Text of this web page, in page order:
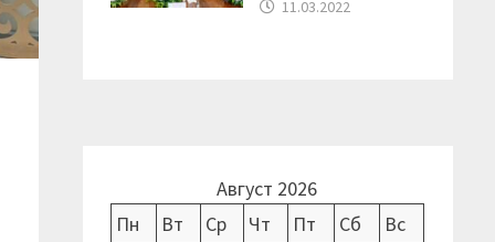
11.03.2022
Август 2026
Пн
Вт Ср Чт Пт Сб
Вс